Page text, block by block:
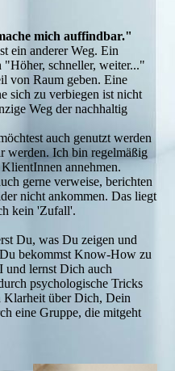
mich auffindbar."
ein anderer Weg. Ein
schneller, weiter..."
von Raum geben. Eine
sich zu verbiegen ist nicht
Weg der nachhaltig
auch genutzt werden
werden. Ich bin regelmäßig
annehmen.
gerne verweise, berichten
nicht ankommen. Das liegt
kein 'Zufall'.
Du, was Du zeigen und
bekommst Know-How zu
lernst Dich auch
psychologische Tricks
Klarheit über Dich, Dein
eine Gruppe, die mitgeht